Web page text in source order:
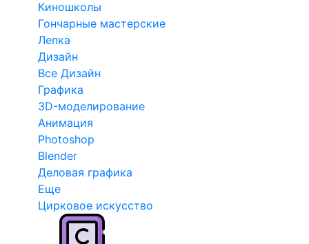
Киношколы
Гончарные мастерские
Лепка
Дизайн
Все Дизайн
Графика
3D-моделирование
Анимация
Photoshop
Blender
Деловая графика
Еще
Цирковое искусство